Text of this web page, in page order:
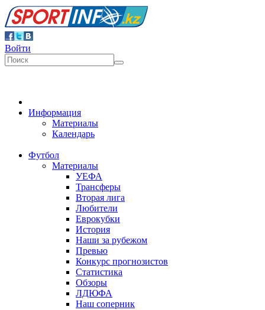
Войти
Информация
Материалы
Календарь
Футбол
Материалы
УЕФА
Трансферы
Вторая лига
Любители
Еврокубки
История
Наши за рубежом
Превью
Конкурс прогнозистов
Статистика
Обзоры
ЛДЮФА
Наш соперник